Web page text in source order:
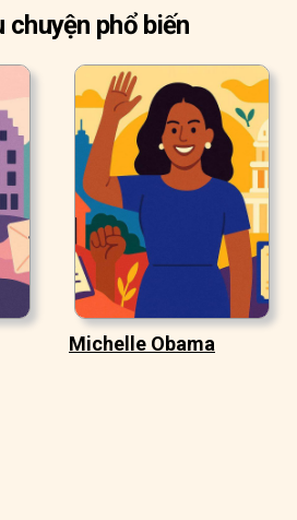
chuyện phổ biến
Michelle Obama